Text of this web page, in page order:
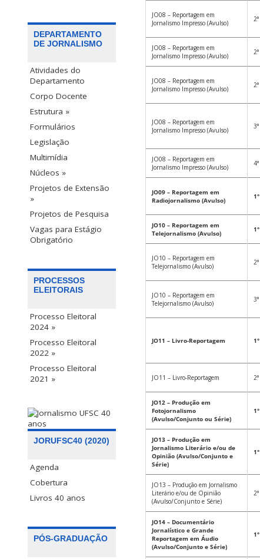
DEPARTAMENTO
DE JORNALISMO
Atividades do
Departamento
Corpo Docente
Estrutura »
Formulários
Legislação
Multimídia
Núcleos »
Projetos de Extensão
»
Projetos de Pesquisa
Vagas para Estágio
Obrigatório
PROCESSOS
ELEITORAIS
Processo Eleitoral
2024 »
Processo Eleitoral
2022 »
Processo Eleitoral
2021 »
JORUFSC40 (2020)
Agenda
Cobertura
Livros 40 anos
PÓS-GRADUAÇÃO
JO08 – Reportagem em
Jornalismo Impresso (Avulso)
2°
JO08 – Reportagem em
Jornalismo Impresso (Avulso)
2°
JO08 – Reportagem em
Jornalismo Impresso (Avulso)
2°
JO08 – Reportagem em
Jornalismo Impresso (Avulso)
3°
JO08 – Reportagem em
Jornalismo Impresso (Avulso)
4°
JO09 – Reportagem em
Radiojornalismo (Avulso)
1°
JO10 – Reportagem em
Telejornalismo (Avulso)
1°
JO10 – Reportagem em
Telejornalismo (Avulso)
2°
JO10 – Reportagem em
Telejornalismo (Avulso)
3°
JO11 – Livro-Reportagem 1°
JO11 – Livro-Reportagem 2°
JO12 – Produção em
Fotojornalismo
(Avulso/Conjunto ou Série)
1°
JO13 – Produção em
Jornalismo Literário e/ou de
Opinião (Avulso/Conjunto e
Série)
1°
JO13 – Produção em Jornalismo
Literário e/ou de Opinião
(Avulso/Conjunto e Série)
2°
JO14 – Documentário
Jornalístico e Grande
Reportagem em Áudio
(Avulso/Conjunto e Série)
1°